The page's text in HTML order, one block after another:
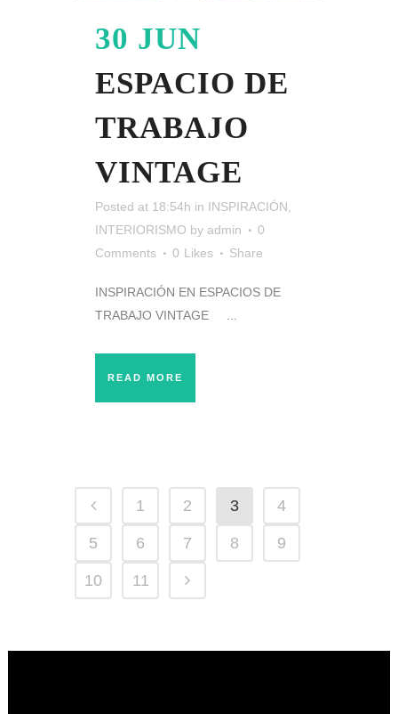
30 JUN
ESPACIO DE
TRABAJO
VINTAGE
Posted at 18:54h in INSPIRACIÓN
INTERIORISMO by admin
0
Comments
0 Likes Share
INSPIRACIÓN EN ESPACIOS DE
TRABAJO VINTAGE ...
READ MORE
1 2 3 4
5 6 7 8 9
10 11